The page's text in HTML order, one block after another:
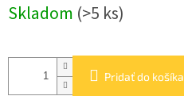
cena:
Skladom (>5 ks)
Pridať do košíka